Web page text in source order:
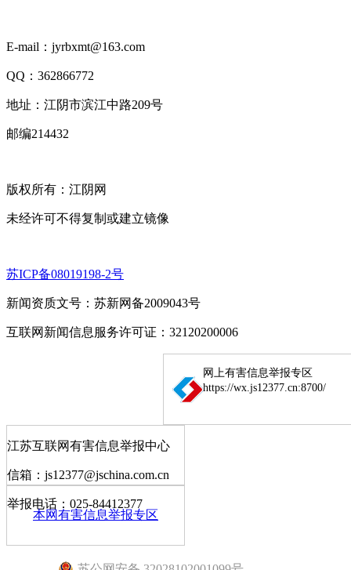
E-mail：jyrbxmt@163.com
QQ：362866772
地址：江阴市滨江中路209号
邮编214432
版权所有：江阴网
未经许可不得复制或建立镜像
苏ICP备08019198-2号
新闻资质文号：苏新网备2009043号
互联网新闻信息服务许可证：32120200006
网上有害信息举报专区
https://wx.js12377.cn:8700/
江苏互联网有害信息举报中心
信箱：js12377@jschina.com.cn
举报电话：025-84412377
本网有害信息举报专区